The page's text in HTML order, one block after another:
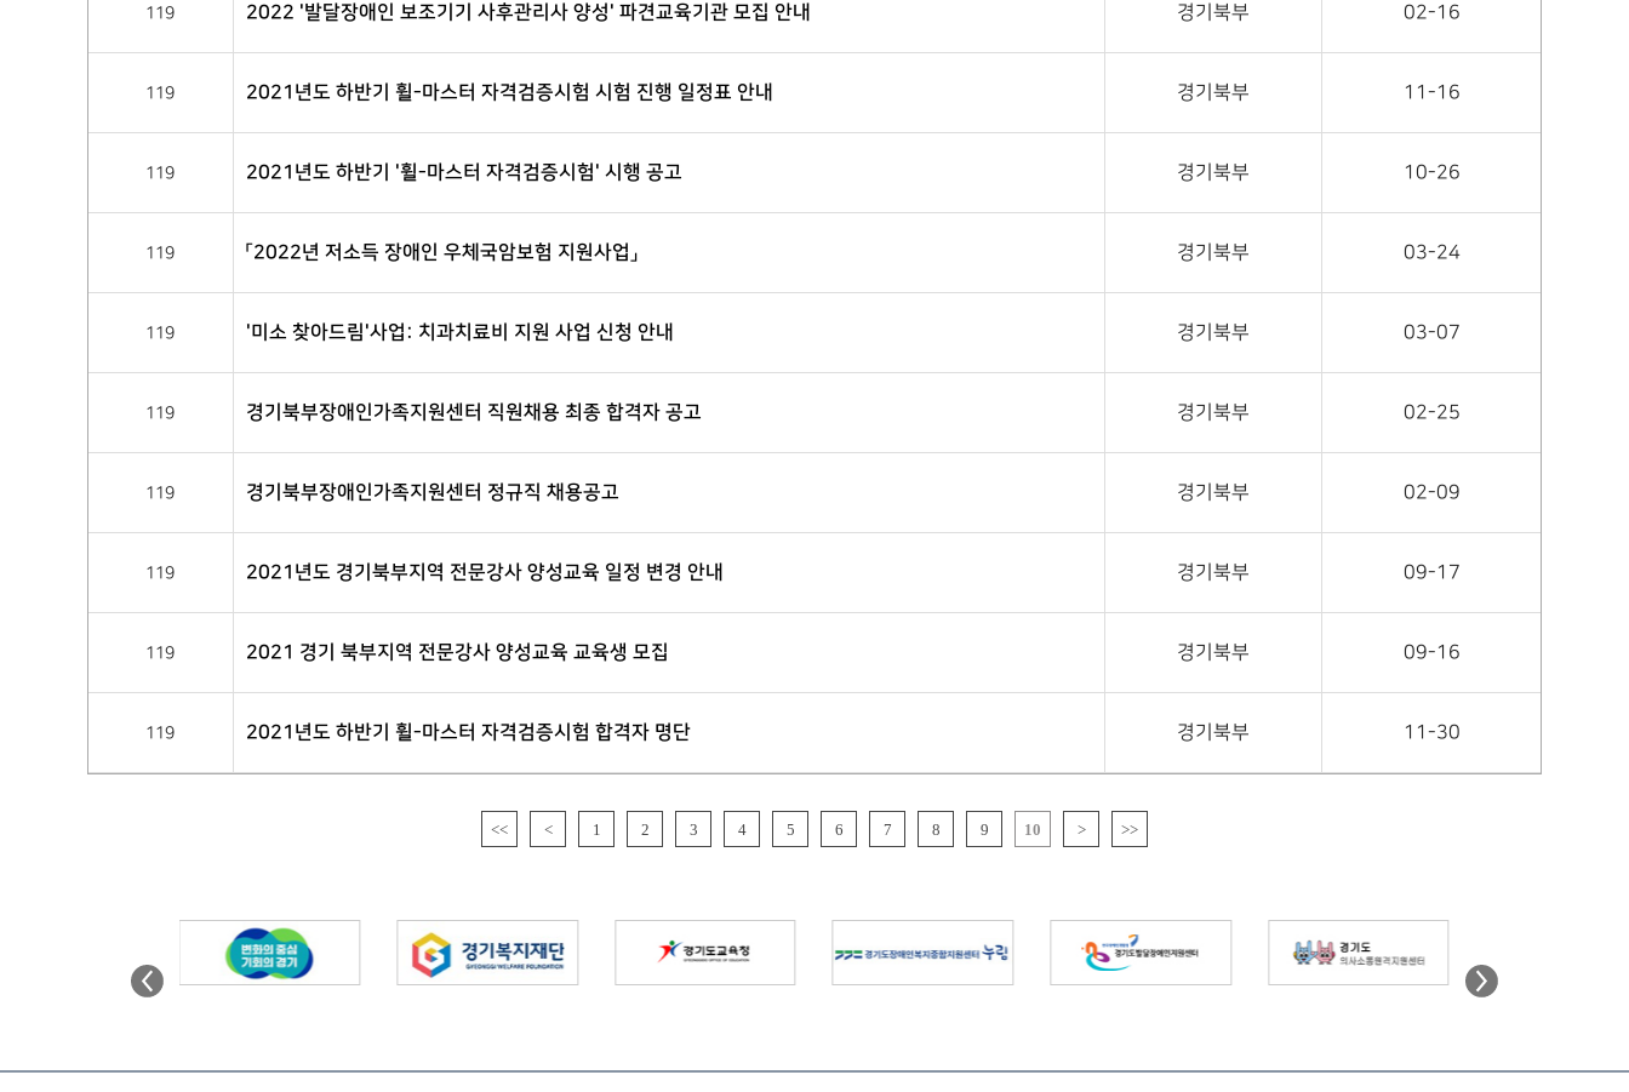
119 2022 '발달장애인 보조기기 사후관리사 양성' 파견교육기관 모집 안내 경기북부 02-16
119 2021년도 하반기 휠-마스터 자격검증시험 시험 진행 일정표 안내 경기북부 11-16
119 2021년도 하반기 '휠-마스터 자격검증시험' 시행 공고 경기북부 10-26
119 「2022년 저소득 장애인 우체국암보험 지원사업」 경기북부 03-24
119 '미소 찾아드림'사업: 치과치료비 지원 사업 신청 안내 경기북부 03-07
119 경기북부장애인가족지원센터 직원채용 최종 합격자 공고 경기북부 02-25
119 경기북부장애인가족지원센터 정규직 채용공고 경기북부 02-09
119 2021년도 경기북부지역 전문강사 양성교육 일정 변경 안내 경기북부 09-17
119 2021 경기 북부지역 전문강사 양성교육 교육생 모집 경기북부 09-16
119 2021년도 하반기 휠-마스터 자격검증시험 합격자 명단 경기북부 11-30
<< < 1 2 3 4 5 6 7 8 9 10 > >>